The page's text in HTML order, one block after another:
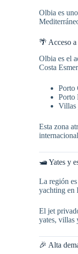
Olbia es
🌴 Acceso
Olbia es el
Costa
Porto
Porto
Villas
Esta zona
🛥️ Yates y
La región
yachting en
El jet
yates, villas
🎉 Alta